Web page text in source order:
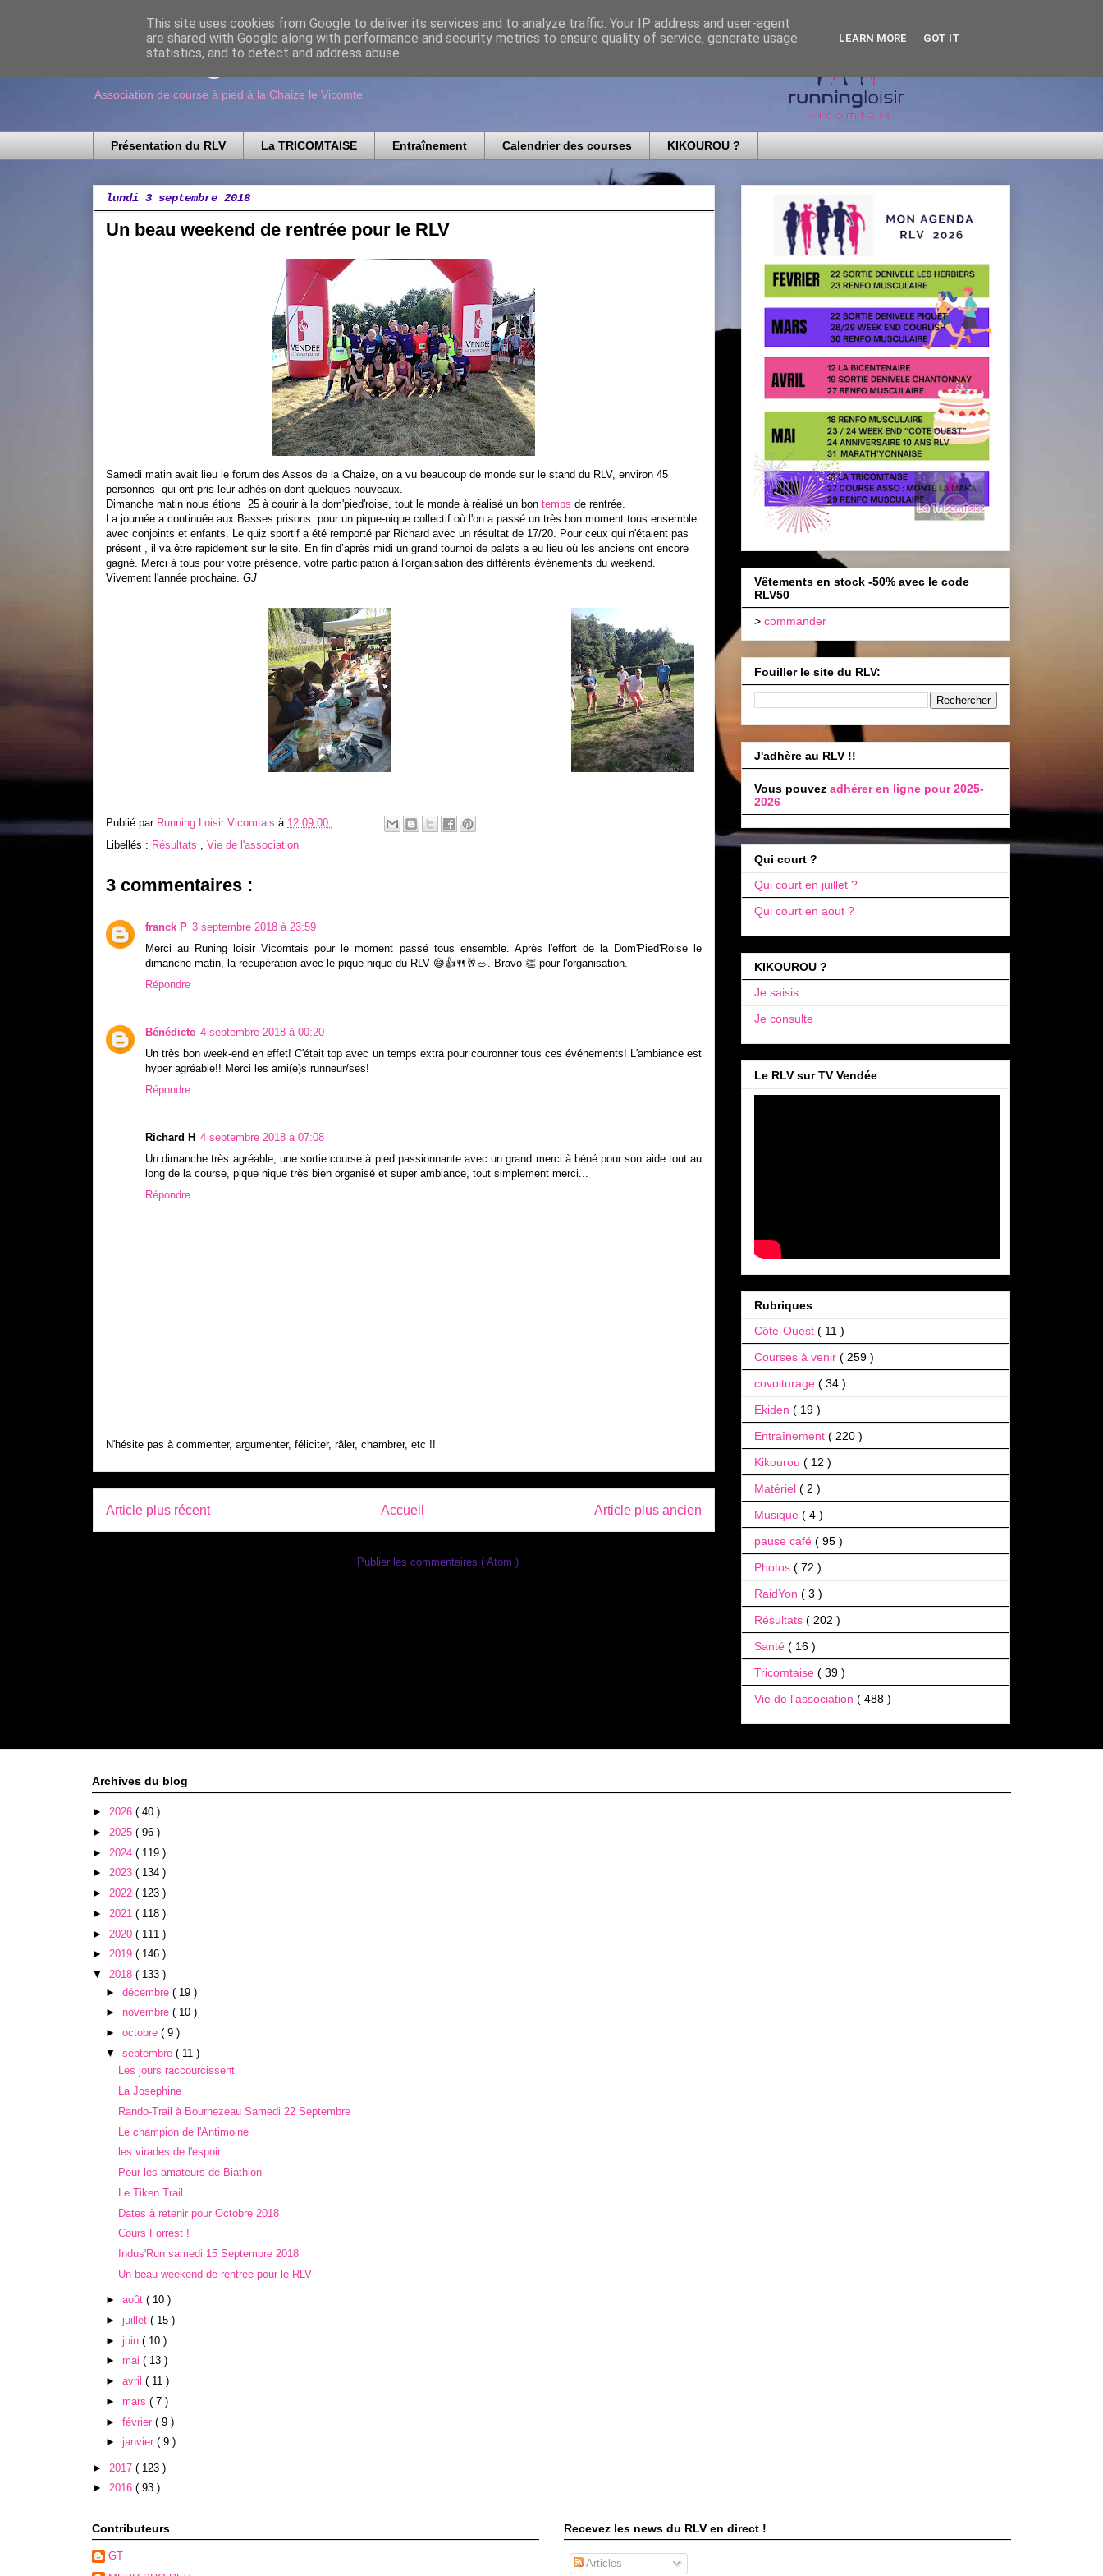
Running Loisir Vicomtais
Association de course à pied à la Chaize le Vicomte
Présentation du RLV La TRICOMTAISE Entraînement Calendrier des courses KIKOUROU ?
lundi 3 septembre 2018
Un beau weekend de rentrée pour le RLV
Samedi matin avait lieu le forum des Assos de la Chaize, on a vu beaucoup de monde sur le stand du RLV, environ 45
personnes qui ont pris leur adhésion dont quelques nouveaux.
Dimanche matin nous étions 25 à courir à la dom'pied'roise, tout le monde à réalisé un bon temps de rentrée.
La journée a continuée aux Basses prisons pour un pique-nique collectif où l'on a passé un très bon moment tous ensemble
avec conjoints et enfants. Le quiz sportif a été remporté par Richard avec un résultat de 17/20. Pour ceux qui n'étaient pas
présent , il va être rapidement sur le site. En fin d’après midi un grand tournoi de palets a eu lieu où les anciens ont encore
gagné. Merci à tous pour votre présence, votre participation à l'organisation des différents événements du weekend.
Vivement l'année prochaine. GJ
Publié par Running Loisir Vicomtais à 12:09:00
Libellés : Résultats Vie de l'association
3 commentaires :
franck P 3 septembre 2018 à 23:59
Merci au Runing loisir Vicomtais pour le moment passé tous ensemble. Après l'effort de la Dom'Pied'Roise le
dimanche matin, la récupération avec le pique nique du RLV 😅👍🍴🥂🥗. Bravo 👏 pour l'organisation.
Répondre
Bénédicte 4 septembre 2018 à 00:20
Un très bon week-end en effet! C'était top avec un temps extra pour couronner tous ces événements! L'ambiance est
hyper agréable!! Merci les ami(e)s runneur/ses!
Répondre
Richard H 4 septembre 2018 à 07:08
Un dimanche très agréable, une sortie course à pied passionnante avec un grand merci à béné pour son aide tout au
long de la course, pique nique très bien organisé et super ambiance, tout simplement merci...
Répondre
N'hésite pas à commenter, argumenter, féliciter, râler, chambrer, etc !!
Article plus récent Article plus ancien
Accueil
Publier les commentaires ( Atom )
Vêtements en stock -50% avec le code
RLV50
> commander
Fouiller le site du RLV:
J'adhère au RLV !!
Vous pouvez adhérer en ligne pour 2025-
2026
Qui court ?
Qui court en juillet ?
Qui court en aout ?
KIKOUROU ?
Je saisis
Je consulte
Le RLV sur TV Vendée
Rubriques
Côte-Ouest ( 11 )
Courses à venir ( 259 )
covoiturage ( 34 )
Ekiden ( 19 )
Entraînement ( 220 )
Kikourou ( 12 )
Matériel ( 2 )
Musique ( 4 )
pause café ( 95 )
Photos ( 72 )
RaidYon ( 3 )
Résultats ( 202 )
Santé ( 16 )
Tricomtaise ( 39 )
Vie de l'association ( 488 )
Archives du blog
► 2026 ( 40 )
► 2025 ( 96 )
► 2024 ( 119 )
► 2023 ( 134 )
► 2022 ( 123 )
► 2021 ( 118 )
► 2020 ( 111 )
► 2019 ( 146 )
▼ 2018 ( 133 )
► décembre ( 19 )
► novembre ( 10 )
► octobre ( 9 )
▼ septembre ( 11 )
Les jours raccourcissent
La Josephine
Rando-Trail à Bournezeau Samedi 22 Septembre
Le champion de l'Antimoine
les virades de l'espoir
Pour les amateurs de Biathlon
Le Tiken Trail
Dates à retenir pour Octobre 2018
Cours Forrest !
Indus'Run samedi 15 Septembre 2018
Un beau weekend de rentrée pour le RLV
► août ( 10 )
► juillet ( 15 )
► juin ( 10 )
► mai ( 13 )
► avril ( 11 )
► mars ( 7 )
► février ( 9 )
► janvier ( 9 )
► 2017 ( 123 )
► 2016 ( 93 )
Contributeurs
GT
Recevez les news du RLV en direct !
Articles
This site uses cookies from Google to deliver its services and to analyze traffic. Your IP address and user-agent
are shared with Google along with performance and security metrics to ensure quality of service, generate usage
statistics, and to detect and address abuse.
LEARN MORE GOT IT